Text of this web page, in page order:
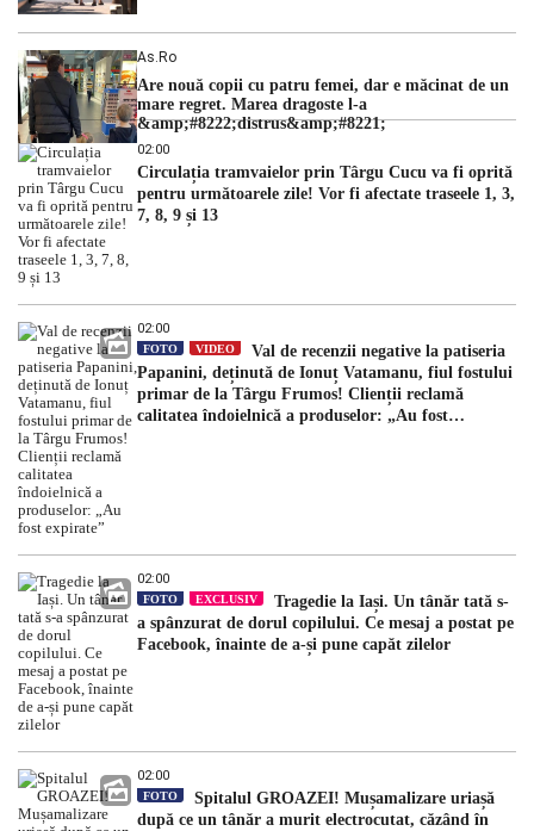
As.ro
Are nouă copii cu patru femei, dar e măcinat de un
mare regret. Marea dragoste l-a
&amp;#8222;distrus&amp;#8221;
02:00
Circulația tramvaielor prin Târgu Cucu va fi oprită
pentru următoarele zile! Vor fi afectate traseele 1, 3,
7, 8, 9 și 13
02:00
FOTO VIDEO
Val de recenzii negative la patiseria
Papanini, deținută de Ionuț Vatamanu, fiul fostului
primar de la Târgu Frumos! Clienții reclamă
calitatea îndoielnică a produselor: „Au fost
02:00
FOTO EXCLUSIV
Tragedie la Iași. Un tânăr tată s-
a spânzurat de dorul copilului. Ce mesaj a postat pe
Facebook, înainte de a-și pune capăt zilelor
02:00
FOTO
Spitalul GROAZEI! Mușamalizare uriașă
după ce un tânăr a murit electrocutat, căzând în